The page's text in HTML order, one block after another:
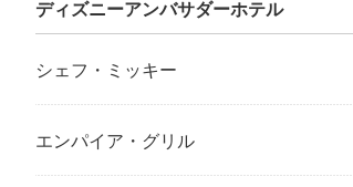
ディズニーアンバサダーホテル
シェフ・ミッキー
エンパイア・グリル